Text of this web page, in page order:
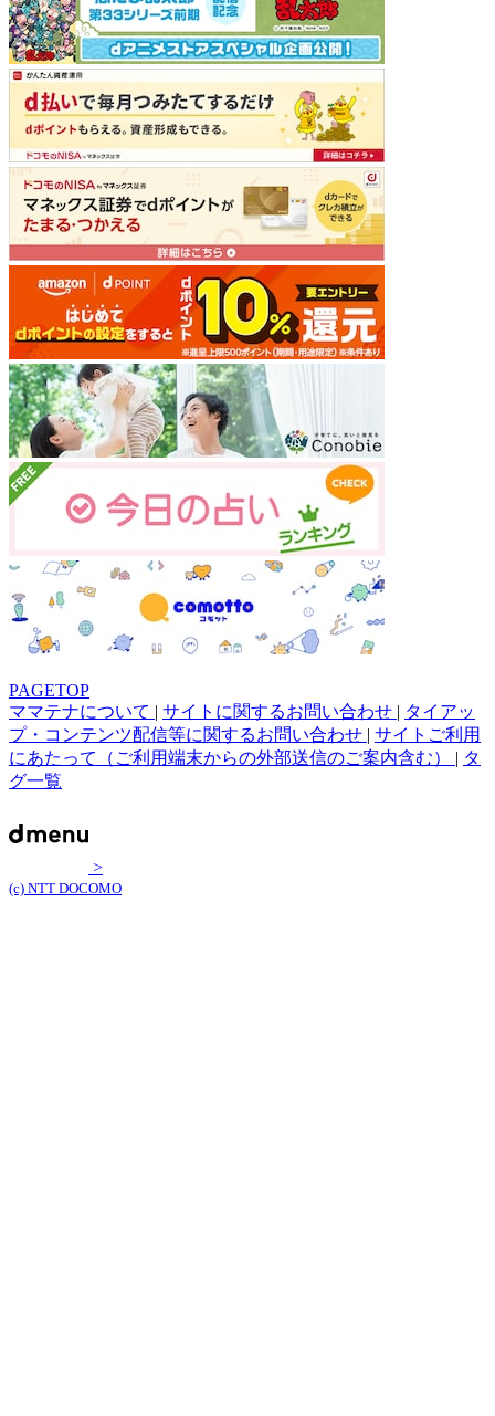
PAGETOP
ママテナについて | サイトに関するお問い合わせ | タイアッ
プ・コンテンツ配信等に関するお問い合わせ | サイトご利用
にあたって（ご利用端末からの外部送信のご案内含む） | タ
グ一覧
>
(c) NTT DOCOMO